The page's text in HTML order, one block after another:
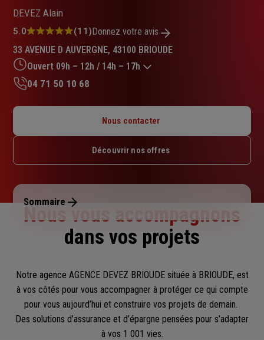
DEVEZ Alain
Note
5.0
sur
5
étoiles
5.0 (11)Donnez votre avis
33 AVENUE D AUVERGNE, 43100 BRIOUDE
Ouvert 09h – 12h / 14h – 17h
Mardi : 09h – 12h / 14h – 18h
Jeudi : 09h – 12h / 14h – 18h
Dimanche : Fermé
04 71 50 10 68
Nous contacter
Découvrir nos offres
Sommaire
Nous vous accompagnons
dans vos projets
Notre agence AGENCE DEVEZ BRIOUDE située à BRIOUDE, est
à vos côtés pour vous accompagner à protéger ce qui compte
pour vous aujourd’hui et construire vos projets de demain.
Des solutions d’assurance et d’épargne pensées pour s’adapter
à vos 1 001 vies.